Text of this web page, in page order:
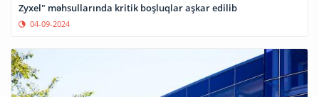
Zyxel" məhsullarında kritik boşluqlar aşkar edilib
04-09-2024